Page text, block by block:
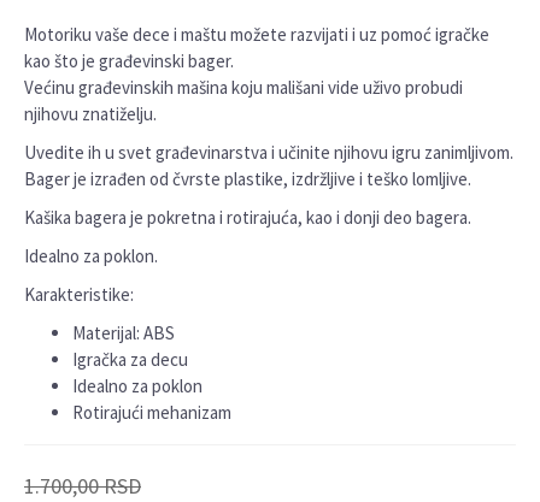
Motoriku vaše dece i maštu možete razvijati i uz pomoć igračke
kao što je građevinski bager.
Većinu građevinskih mašina koju mališani vide uživo probudi
njihovu znatiželju.
Uvedite ih u svet građevinarstva i učinite njihovu igru zanimljivom.
Bager je izrađen od čvrste plastike, izdržljive i teško lomljive.
Kašika bagera je pokretna i rotirajuća, kao i donji deo bagera.
Idealno za poklon.
Karakteristike:
Materijal: ABS
Igračka za decu
Idealno za poklon
Rotirajući mehanizam
1.700,00RSD